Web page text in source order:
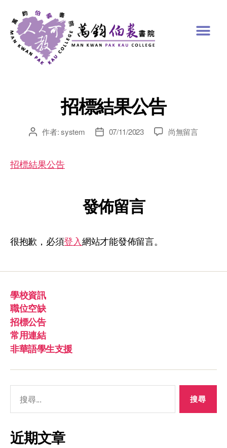
招標結果公告
作者:system 07/11/2023 尚無留言
招標結果公告
發佈留言
很抱歉，必須登入網站才能發佈留言。
學校資訊
職位空缺
招標公告
常用連結
非華語學生支援
近期文章